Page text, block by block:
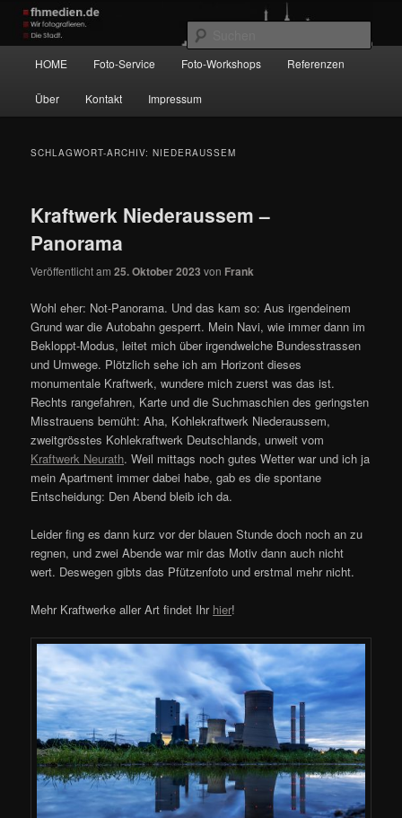
Zum
primären
Inhalt
springen
Zum
sekundären
Inhalt
springen
Wir fotografieren die Hauptstadt!
HOME Foto-Service Foto-Workshops Referenzen
Über Kontakt Impressum
SCHLAGWORT-ARCHIV:NIEDERAUSSEM
Kraftwerk Niederaussem –
Panorama
Veröffentlicht am25. Oktober 2023 von Frank
Wohl eher: Not-Panorama. Und das kam so: Aus irgendeinem
Grund war die Autobahn gesperrt. Mein Navi, wie immer dann im
Bekloppt-Modus, leitet mich über irgendwelche Bundesstrassen
und Umwege. Plötzlich sehe ich am Horizont dieses
monumentale Kraftwerk, wundere mich zuerst was das ist.
Rechts rangefahren, Karte und die Suchmaschien des geringsten
Misstrauens bemüht: Aha, Kohlekraftwerk Niederaussem,
zweitgrösstes Kohlekraftwerk Deutschlands, unweit vom
Kraftwerk Neurath. Weil mittags noch gutes Wetter war und ich ja
mein Apartment immer dabei habe, gab es die spontane
Entscheidung: Den Abend bleib ich da.
Leider fing es dann kurz vor der blauen Stunde doch noch an zu
regnen, und zwei Abende war mir das Motiv dann auch nicht
wert. Deswegen gibts das Pfützenfoto und erstmal mehr nicht.
Mehr Kraftwerke aller Art findet Ihr hier!